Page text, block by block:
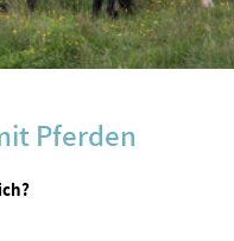
Pferden